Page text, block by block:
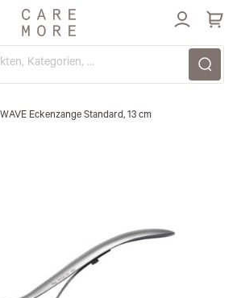
Direkt
zum
Inhalt
WAVE Eckenzange Standard, 13 cm